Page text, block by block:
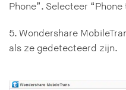
Phone”. Selecteer
5. Wondershare
als ze gedetecteerd zijn.